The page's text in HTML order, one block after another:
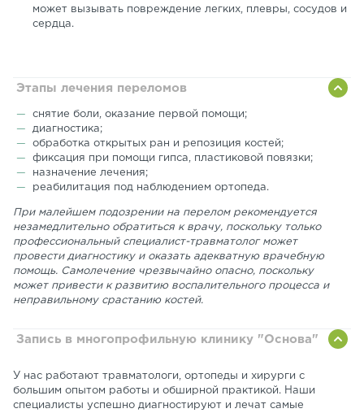
может вызывать повреждение легких, плевры, сосудов и
сердца.
Этапы лечения переломов
снятие боли, оказание первой помощи;
диагностика;
обработка открытых ран и репозиция костей;
фиксация при помощи гипса, пластиковой повязки;
назначение лечения;
реабилитация под наблюдением ортопеда.
При малейшем подозрении на перелом рекомендуется
незамедлительно обратиться к врачу, поскольку только
профессиональный специалист-травматолог может
провести диагностику и оказать адекватную врачебную
помощь. Самолечение чрезвычайно опасно, поскольку
может привести к развитию воспалительного процесса и
неправильному срастанию костей.
Запись в многопрофильную клинику "Основа"
У нас работают травматологи, ортопеды и хирурги с
большим опытом работы и обширной практикой. Наши
специалисты успешно диагностируют и лечат самые